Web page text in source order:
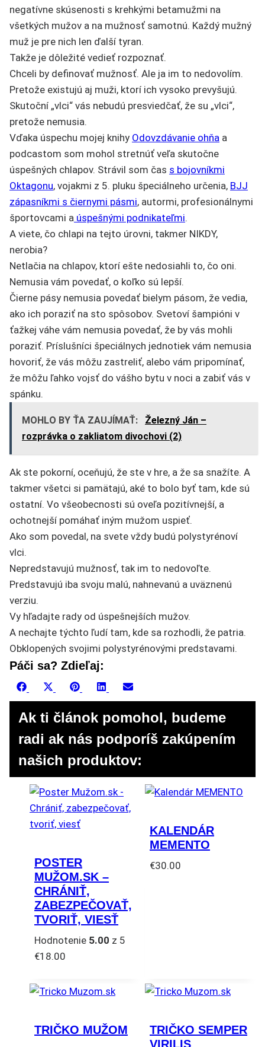
negatívne skúsenosti s krehkými betamužmi na
všetkých mužov a na mužnosť samotnú. Každý mužný
muž je pre nich len ďalší tyran.
Takže je dôležité vedieť rozpoznať.
Chceli by definovať mužnosť. Ale ja im to nedovolím.
Pretože existujú aj muži, ktorí ich vysoko prevyšujú.
Skutoční „vlci“ vás nebudú presviedčať, že su „vlci“,
pretože nemusia.
Vďaka úspechu mojej knihy Odovzdávanie ohňa a
podcastom som mohol stretnúť veľa skutočne
úspešných chlapov. Strávil som čas s bojovníkmi
Oktagonu, vojakmi z 5. pluku špeciálneho určenia, BJJ
zápasníkmi s čiernymi pásmi, autormi, profesionálnymi
športovcami a úspešnými podnikateľmi.
A viete, čo chlapi na tejto úrovni, takmer NIKDY,
nerobia?
Netlačia na chlapov, ktorí ešte nedosiahli to, čo oni.
Nemusia vám povedať, o koľko sú lepší.
Čierne pásy nemusia povedať bielym pásom, že vedia,
ako ich poraziť na sto spôsobov. Svetoví šampióni v
ťažkej váhe vám nemusia povedať, že by vás mohli
poraziť. Príslušníci špeciálnych jednotiek vám nemusia
hovoriť, že vás môžu zastreliť, alebo vám pripomínať,
že môžu ľahko vojsť do vášho bytu v noci a zabiť vás v
spánku.
MOHLO BY ŤA ZAUJÍMAŤ:
Železný Ján –
rozprávka o zakliatom divochovi (2)
Ak ste pokorní, oceňujú, že ste v hre, a že sa snažíte. A
takmer všetci si pamätajú, aké to bolo byť tam, kde sú
ostatní. Vo všeobecnosti sú oveľa pozitívnejší, a
ochotnejší pomáhať iným mužom uspieť.
Ako som povedal, na svete vždy budú polystyrénoví
vlci.
Nepredstavujú mužnosť, tak im to nedovoľte.
Predstavujú iba svoju malú, nahnevanú a uväznenú
verziu.
Vy hľadajte rady od úspešnejších mužov.
A nechajte týchto ľudí tam, kde sa rozhodli, že patria.
Obklopených svojimi polystyrénovými predstavami.
Páči sa? Zdieľaj:
Share
on
Facebook
Share
on
(Twitter)
Share
on
PinterestShare
on
LinkedInShare
on
Ak ti článok pomohol, budeme
radi ak nás podporíš zakúpením
našich produktov:
POSTER
MUŽOM.SK –
CHRÁNIŤ,
ZABEZPEČOVAŤ,
TVORIŤ, VIESŤ
Hodnotenie 5.00 z 5
€18.00
KALENDÁR
MEMENTO
€30.00
TRIČKO MUŽOM
TRIČKO SEMPER
VIRILIS